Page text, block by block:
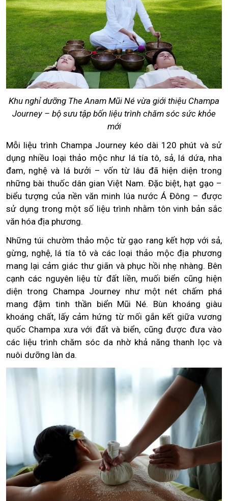
Khu nghỉ dưỡng The Anam Mũi Né vừa giới thiệu Champa
Journey – bộ sưu tập bốn liệu trình chăm sóc sức khỏe
mới
Mỗi liệu trình Champa Journey kéo dài 120 phút và sử
dụng nhiều loại thảo mộc như lá tía tô, sả, lá dứa, nha
đam, nghệ và lá bưởi – vốn từ lâu đã hiện diện trong
những bài thuốc dân gian Việt Nam. Đặc biệt, hạt gạo –
biểu tượng của nền văn minh lúa nước Á Đông – được
sử dụng trong một số liệu trình nhằm tôn vinh bản sắc
văn hóa địa phương.
Những túi chườm thảo mộc từ gạo rang kết hợp với sả,
gừng, nghệ, lá tía tô và các loại thảo mộc địa phương
mang lại cảm giác thư giãn và phục hồi nhẹ nhàng. Bên
cạnh các nguyên liệu từ đất liền, muối biển cũng hiện
diện trong Champa Journey như một nét chấm phá
mang đậm tinh thần biển Mũi Né. Bùn khoáng giàu
khoáng chất, lấy cảm hứng từ mối gắn kết giữa vương
quốc Champa xưa với đất và biển, cũng được đưa vào
các liệu trình chăm sóc da nhờ khả năng thanh lọc và
nuôi dưỡng làn da.